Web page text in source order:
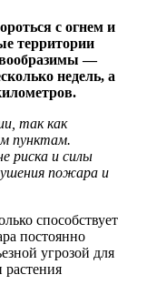
с огнем и
территории
—
недель, а
так как
пунктам.
риска и силы
пожара и
способствует
постоянно
угрозой для
растения